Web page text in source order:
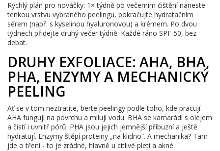
Rychlý plán pro nováčky: 1× týdně po večerním čištění naneste
tenkou vrstvu vybraného peelingu, pokračujte hydratačním
sérem (např. s kyselinou hyaluronovou) a krémem. Po dvou
týdnech přidejte druhý večer týdně. Každé ráno SPF 50, bez
debat.
DRUHY EXFOLIACE: AHA, BHA,
PHA, ENZYMY A MECHANICKÝ
PEELING
Ať se v tom neztratíte, berte peelingy podle toho, kde pracují.
AHA fungují na povrchu a milují vodu. BHA se kamarádí s olejem
a čistí i uvnitř pórů. PHA jsou jejich jemnější příbuzní a ještě
hydratují. Enzymy štěpí proteiny „na klidno“. A mechanika? Tam
jde o tření - to je zrádné, hlavně u citlivé pleti a akné.